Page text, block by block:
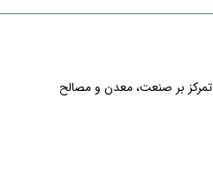
تمرکز بر صنعت، معدن و مصالح